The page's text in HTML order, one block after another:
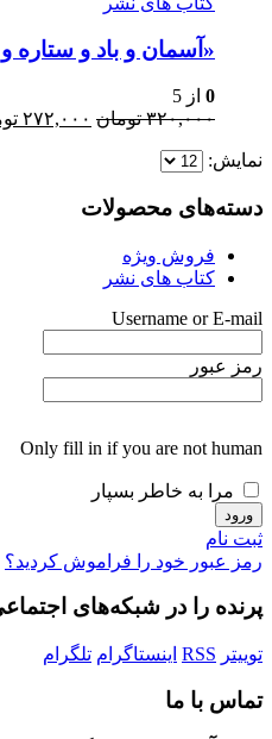
«آسمان و باد و
0 از 5
۳۲۰,۰۰۰ تومان قیمت
۲۷۲,۰۰۰
نمایش:
دسته‌های محصولات
فروش ویژه
کتاب های نشر
Username or E-mail
رمز عبور
Only fill in if you are not human
مرا به خاطر بسپار
ثبت نام
رمز عبور خود را فراموش کردید؟
پرنده را در شبکه‌های
توییتر RSS اینستاگرام تلگرام
تماس با ما